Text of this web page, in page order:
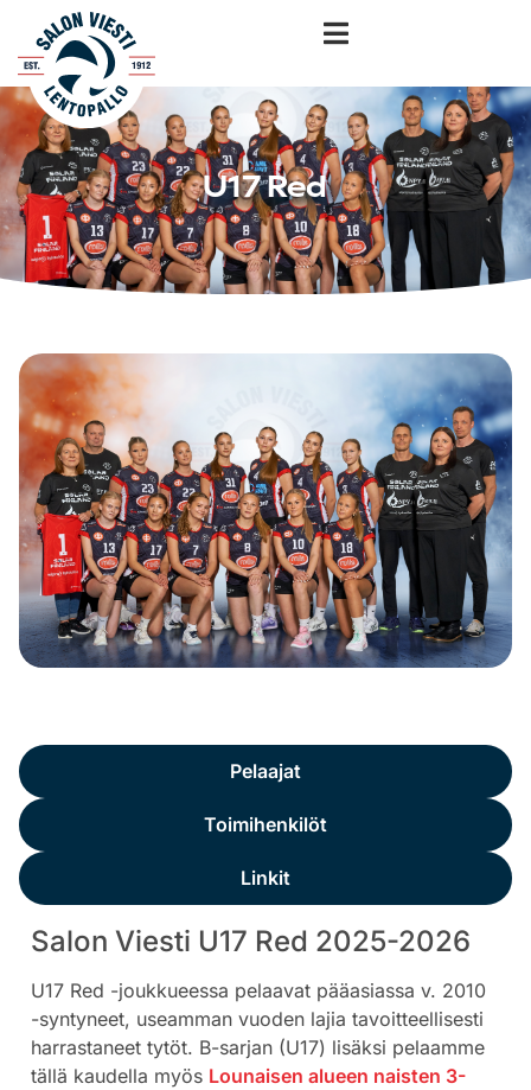
U17 Red
Pelaajat
Toimihenkilöt
Linkit
Salon Viesti U17 Red 2025-2026
U17 Red -joukkueessa pelaavat pääasiassa v. 2010
-syntyneet, useamman vuoden lajia tavoitteellisesti
harrastaneet tytöt. B-sarjan (U17) lisäksi pelaamme
tällä kaudella myös Lounaisen alueen naisten 3-